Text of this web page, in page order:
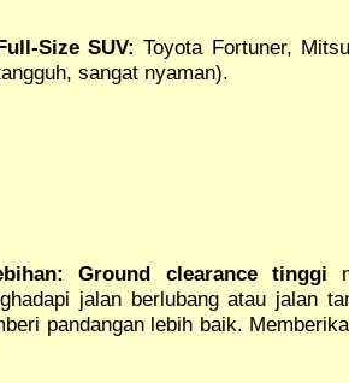
Size SUV: Toyota Fortuner,
sangat nyaman).
Ground clearance tinggi
jalan berlubang atau jalan
pandangan lebih baik.